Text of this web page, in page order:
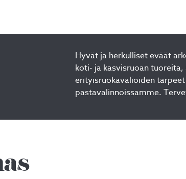
Hyvät ja herkulliset eväät
koti- ja kasvisruoan
erityisruokavalioiden
pastavalinnoissamme.